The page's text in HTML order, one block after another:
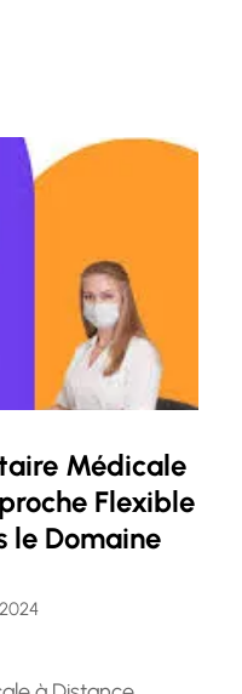
jouant un rôle
mais avez
Médicale
Flexible
le Domaine